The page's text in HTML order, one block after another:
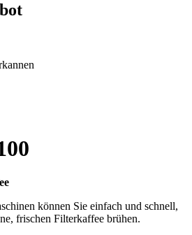
können Sie einfach und schnell,
frischen Filterkaffee brühen.